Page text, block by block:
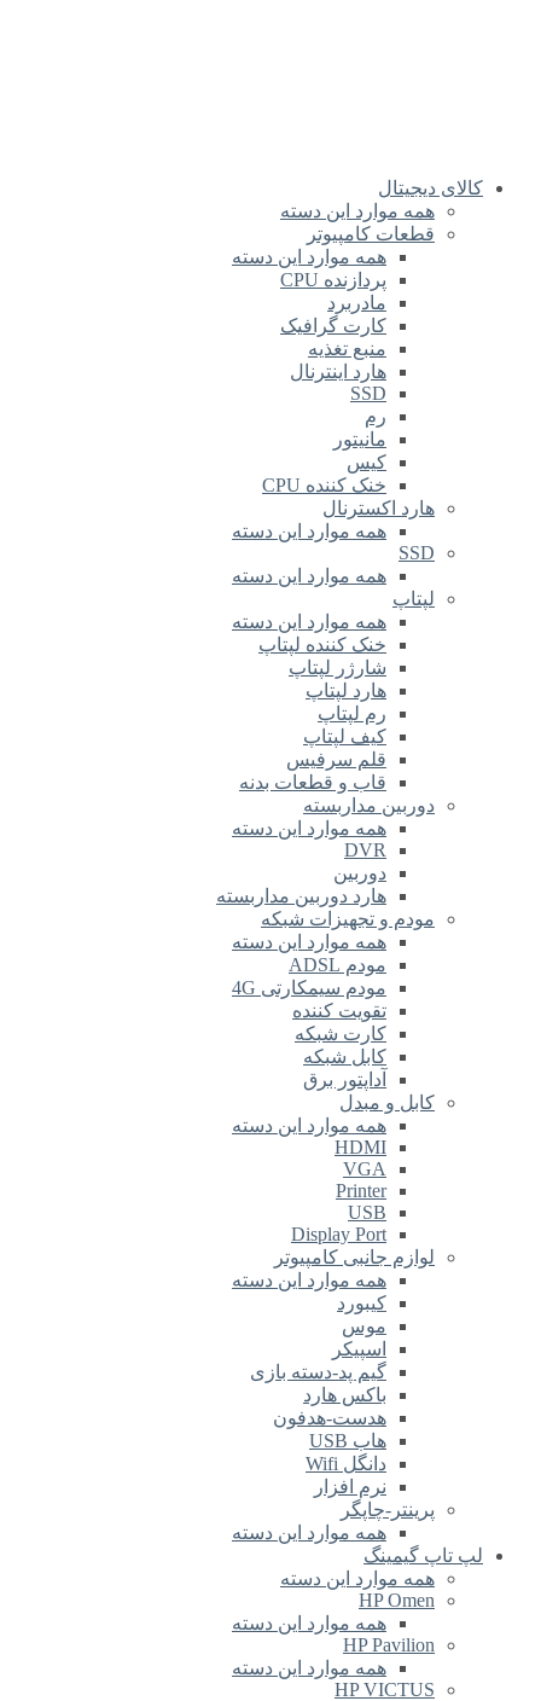
کالای دیجیتال
همه موارد این دسته
قطعات کامپیوتر
همه موارد این دسته
پردازنده CPU
مادربرد
کارت گرافیک
منبع تغذیه
هارد اینترنال
SSD
رم
مانیتور
کیس
خنک کننده CPU
هارد اکسترنال
همه موارد این دسته
SSD
همه موارد این دسته
لپتاپ
همه موارد این دسته
خنک کننده لپتاپ
شارژر لپتاپ
هارد لپتاپ
رم لپتاپ
کیف لپتاپ
قلم سرفیس
قاب و قطعات بدنه
دوربین مداربسته
همه موارد این دسته
DVR
دوربین
هارد دوربین مداربسته
مودم و تجهیزات شبکه
همه موارد این دسته
مودم ADSL
مودم سیمکارتی 4G
تقویت کننده
کارت شبکه
کابل شبکه
آداپتور برق
کابل و مبدل
همه موارد این دسته
HDMI
VGA
Printer
USB
Display Port
لوازم جانبی کامپیوتر
همه موارد این دسته
کیبورد
موس
اسپیکر
گیم پد-دسته بازی
باکس هارد
هدست-هدفون
هاب USB
دانگل Wifi
نرم افزار
پرینتر-چاپگر
همه موارد این دسته
لپ تاپ گیمینگ
همه موارد این دسته
HP Omen
همه موارد این دسته
HP Pavilion
همه موارد این دسته
HP VICTUS